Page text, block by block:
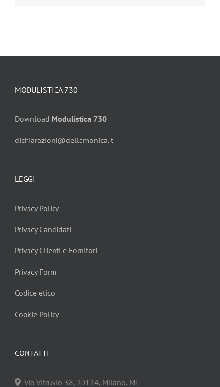
CONTATTI
Via Vitruvio 38, 20124, Milano, MI
MODULISTICA 730
Download Modulistica 730
dichiarazioni@dellamonica.it
LEGGI
Privacy Policy
Privacy Candidati
Privacy Clienti e Fornitori
Privacy Form
Codice etico
Cookie Policy